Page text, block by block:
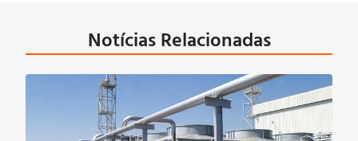
Notícias Relacionadas